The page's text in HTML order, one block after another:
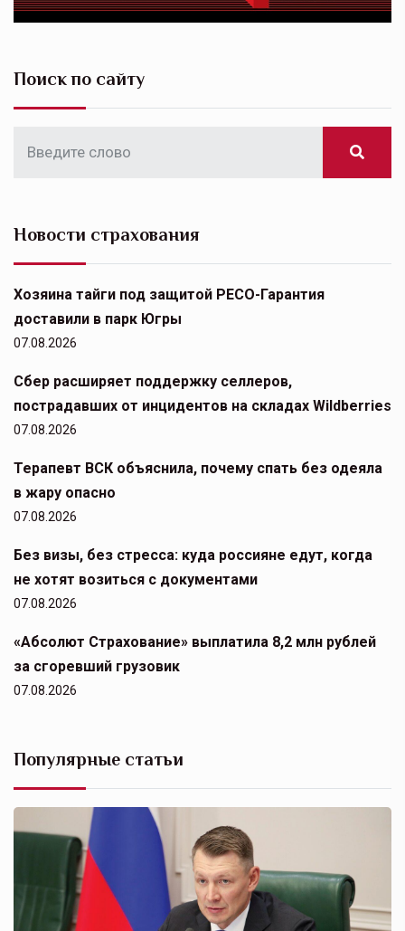
Поиск по сайту
Новости страхования
Хозяина тайги под защитой РЕСО-Гарантия
доставили в парк Югры
07.08.2026
Сбер расширяет поддержку селлеров,
пострадавших от инцидентов на складах Wildberries
07.08.2026
Терапевт ВСК объяснила, почему спать без одеяла
в жару опасно
07.08.2026
Без визы, без стресса: куда россияне едут, когда
не хотят возиться с документами
07.08.2026
«Абсолют Страхование» выплатила 8,2 млн рублей
за сгоревший грузовик
07.08.2026
Популярные статьи